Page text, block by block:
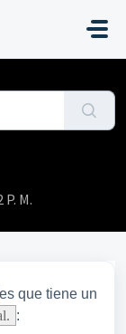
M.
que tiene un
: